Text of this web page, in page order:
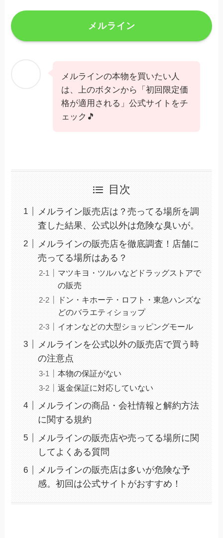
メルライン
メルラインの本物を買いたい人
は、上のボタンから「初回限定価
格が適用される」公式サイトをチ
ェック🎵
目次
メルライン販売店は？売ってる場所を調
査した結果、公式以外は危険な臭いが。
メルラインの販売店を徹底調査！店舗に
売ってる場所はある？
マツキヨ・ツルハなどドラッグストアで
の販売
ドン・キホーテ・ロフト・東急ハンズな
どのバラエティショップ
イオンなどの大型ショッピングモール
メルラインを公式以外の販売店で買う時
の注意点
本物の保証がない
返金保証に対応していない
メルラインの商品・会社情報と解約方法
に関する規約
メルラインの販売店や売ってる場所に関
してよくある質問
メルラインの販売店は多いが危険な予
感。初回は公式サイトがおすすめ！